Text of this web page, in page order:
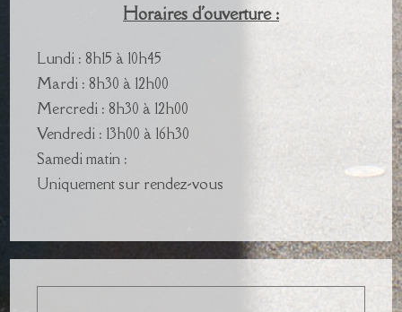
Horaires d'ouverture :
Lundi : 8h15 à 10h45
Mardi : 8h30 à 12h00
Mercredi : 8h30 à 12h00
Vendredi : 13h00 à 16h30
Samedi matin :
Uniquement sur rendez-vous